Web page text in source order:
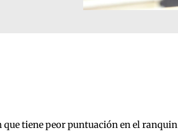
tiene peor puntuación en el ranquin